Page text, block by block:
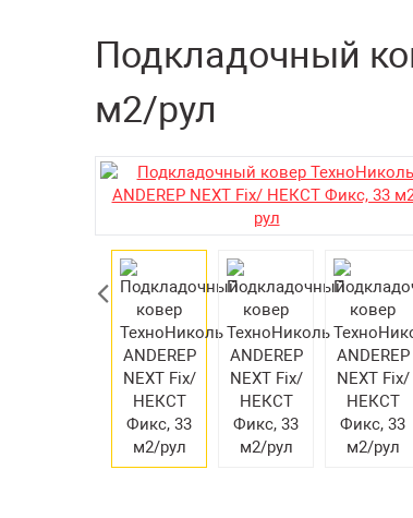
Подкладочный
м2/рул